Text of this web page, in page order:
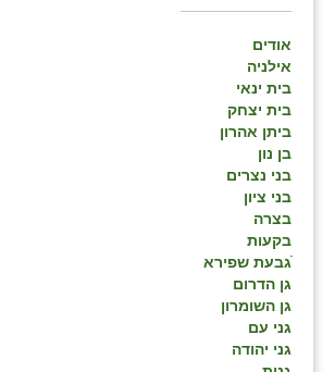
אודים
אילניה
בית ינאי
בית יצחק
ביתן אהרון
בן נון
בני נצרים
בני ציון
בצרה
בקעות
ֿגבעת שפירא
גן הדרום
גן השומרון
גני עם
גני יהודה